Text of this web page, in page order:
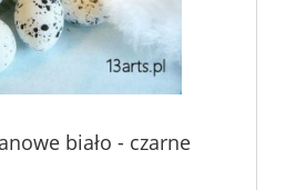
biało - czarne